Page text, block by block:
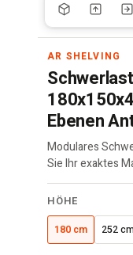
AR SHELVING
Ebenen
Modulares
Sie Ihr exaktes
RIVET
Regal
HÖHE
180 cm 252 cm